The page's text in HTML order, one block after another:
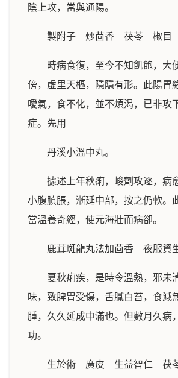
陰上攻，當與通陽。
製附子 炒茴香 茯苓 椒
時病食復，至今不知飢飽，大
傍，虛里天樞，隱隱有形。此陽胃
噯氣，食不化，並不煩渴，已非攻
症。先用
丹溪小溫中丸。
據述上年秋痢，峻劑攻逐，病
小腹䐜脹，漸延中部，按之仍軟。
當溫養奇經，使元海壯而病卻。
鹿茸斑龍丸法加茴香 夜服資
夏秋痢疾，是時令溫熱，邪未
味，致脾胃受傷，舌膩白苔，食減
腫，久久延成中滿也。但數月久病
功。
生於術 廣皮 生益智仁 茯